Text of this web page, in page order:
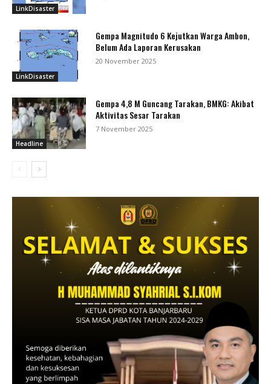
LinkDisaster
LinkDisaster
Gempa Magnitudo 6 Kejutkan Warga Ambon,
Belum Ada Laporan Kerusakan
20 November 2025
Headline
Gempa 4,8 M Guncang Tarakan, BMKG: Akibat
Aktivitas Sesar Tarakan
7 November 2025